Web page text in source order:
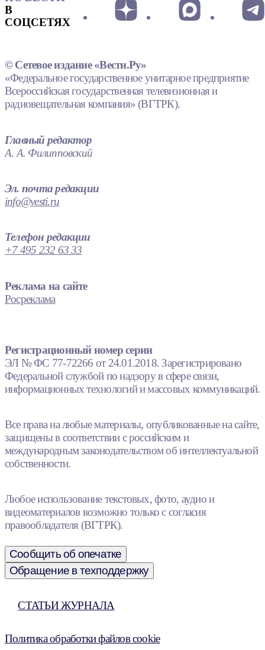
В
СОЦСЕТЯХ
© Сетевое издание «Вести.Ру»
«Федеральное государственное унитарное предприятие
Всероссийская государственная телевизионная и
радиовещательная компания» (ВГТРК).
Главный редактор
А. А. Филипповский
Эл. почта редакции
info@vesti.ru
Телефон редакции
+7 495 232 63 33
Реклама на сайте
Росреклама
Регистрационный номер серии
ЭЛ № ФС 77-72266 от 24.01.2018. Зарегистрировано
Федеральной службой по надзору в сфере связи,
информационных технологий и массовых коммуникаций.
Все права на любые материалы, опубликованные на сайте,
защищены в соответствии с российским и
международным законодательством об интеллектуальной
собственности.
Любое использование текстовых, фото, аудио и
видеоматериалов возможно только с согласия
правообладателя (ВГТРК).
Сообщить об опечатке
Обращение в техподдержку
СТАТЬИ ЖУРНАЛА
Политика обработки файлов cookie